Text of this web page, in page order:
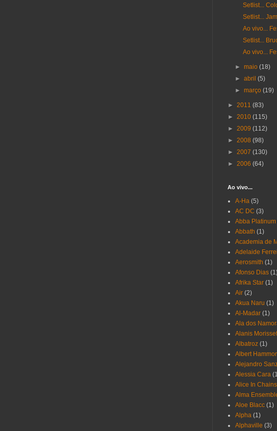
Setlist...
Setlist...
Ao vivo...
Setlist...
Ao vivo...
►maio(18)
►abril(5)
►março(19)
► 2011 (83)
► 2010 (115)
► 2009 (112)
► 2008 (98)
► 2007 (130)
► 2006 (64)
Ao vivo...
A-Ha (5)
AC DC (3)
Abba Platinum
Abbath (1)
Academia de
Adelaide
Aerosmith (1)
Afonso Dias
Afrika Star (1)
Air (2)
Akua Naru (1)
Al-Madar (1)
Ala dos
Alanis
Albatroz (1)
Albert
Alejandro
Alessia Cara
Alice In Chains
Alma
Aloe Blacc (1)
Alpha (1)
Alphaville (3)